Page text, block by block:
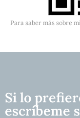
Para saber más sobre
Si lo
escríbeme